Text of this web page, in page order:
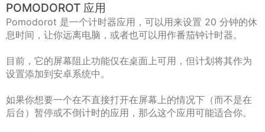
POMODOROT 应用
Pomodorot 是一个计时器应用，可以用来设置 20 分钟的休
息时间，让你远离电脑，或者也可以用作番茄钟计时器。
目前，它的屏幕阻止功能仅在桌面上可用，但计划将其作为
设置添加到安卓系统中。
如果你想要一个在不直接打开在屏幕上的情况下（而不是在
后台）暂停或不倒计时的应用，那么这个应用可能适合你。